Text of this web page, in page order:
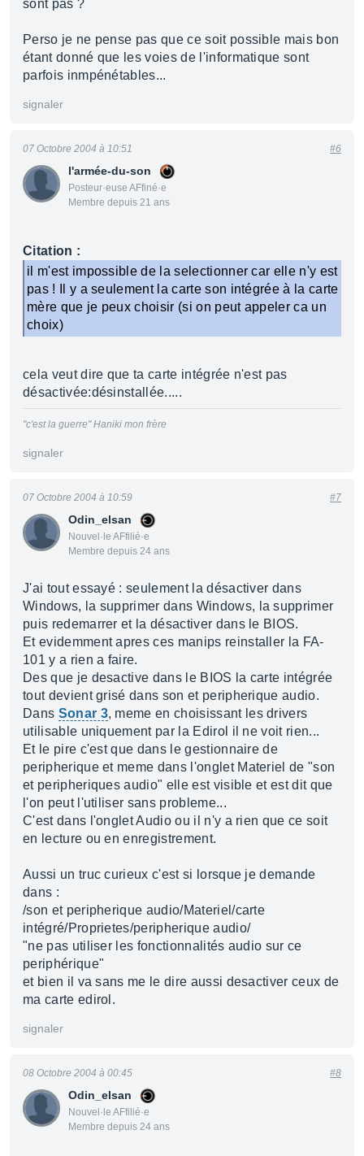
sont pas ?
Perso je ne pense pas que ce soit possible mais bon
étant donné que les voies de l'informatique sont
parfois inmpénétables...
signaler
l'armée-du-son
Posteur·euse AFfiné·e
Membre depuis 21 ans
07 Octobre 2004 à 10:51 #6
Citation :
il m'est impossible de la selectionner car elle n'y est
pas ! Il y a seulement la carte son intégrée à la carte
mère que je peux choisir (si on peut appeler ca un
choix)
cela veut dire que ta carte intégrée n'est pas
désactivée:désinstallée.....
"c'est la guerre" Haniki mon frère
signaler
Odin_elsan
Nouvel·le AFfilié·e
Membre depuis 24 ans
07 Octobre 2004 à 10:59 #7
J'ai tout essayé : seulement la désactiver dans
Windows, la supprimer dans Windows, la supprimer
puis redemarrer et la désactiver dans le BIOS.
Et evidemment apres ces manips reinstaller la FA-
101 y a rien a faire.
Des que je desactive dans le BIOS la carte intégrée
tout devient grisé dans son et peripherique audio.
Dans Sonar 3, meme en choisissant les drivers
utilisable uniquement par la Edirol il ne voit rien...
Et le pire c'est que dans le gestionnaire de
peripherique et meme dans l'onglet Materiel de "son
et peripheriques audio" elle est visible et est dit que
l'on peut l'utiliser sans probleme...
C'est dans l'onglet Audio ou il n'y a rien que ce soit
en lecture ou en enregistrement.
Aussi un truc curieux c'est si lorsque je demande
dans :
/son et peripherique audio/Materiel/carte
intégré/Proprietes/peripherique audio/
"ne pas utiliser les fonctionnalités audio sur ce
periphérique"
et bien il va sans me le dire aussi desactiver ceux de
ma carte edirol.
signaler
Odin_elsan
Nouvel·le AFfilié·e
Membre depuis 24 ans
08 Octobre 2004 à 00:45 #8